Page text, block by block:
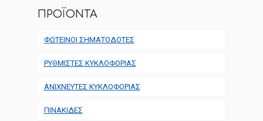
ΠΡΟΪΟΝΤΑ
ΦΩΤΕΙΝΟΙ ΣΗΜΑΤΟΔΟΤΕΣ
ΡΥΘΜΙΣΤΕΣ ΚΥΚΛΟΦΟΡΙΑΣ
ΑΝΙΧΝΕΥΤΕΣ ΚΥΚΛΟΦΟΡΙΑΣ
ΠΙΝΑΚΙΔΕΣ